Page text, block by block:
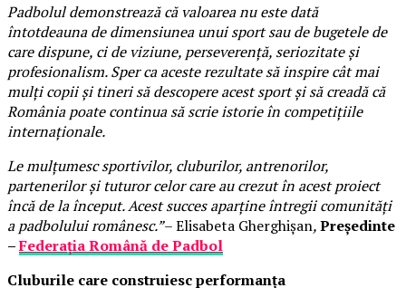
Padbolul demonstrează că valoarea nu este dată
întotdeauna de dimensiunea unui sport sau de bugetele de
care dispune, ci de viziune, perseverență, seriozitate și
profesionalism. Sper ca aceste rezultate să inspire cât mai
mulți copii și tineri să descopere acest sport și să creadă că
România poate continua să scrie istorie în competițiile
internaționale.
Le mulțumesc sportivilor, cluburilor, antrenorilor,
partenerilor și tuturor celor care au crezut în acest proiect
încă de la început. Acest succes aparține întregii comunități
a padbolului românesc.”– Elisabeta Gherghișan,Președinte
–Federația Română de Padbol
Cluburile care construiesc performanța